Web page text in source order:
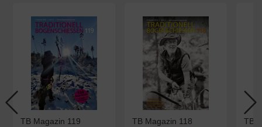
TB Magazin 119 TB Magazin 118 TB